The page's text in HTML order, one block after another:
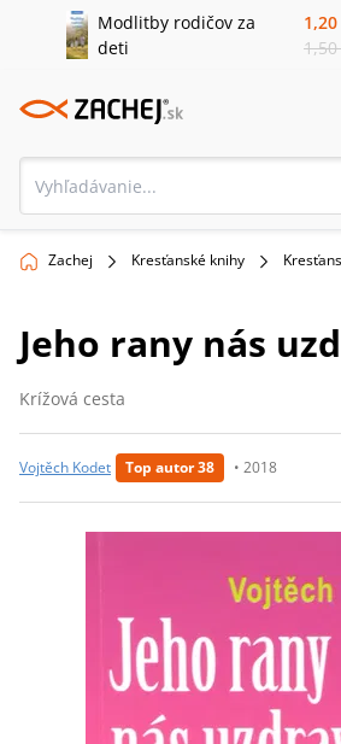
Modlitby rodičov za
deti
Zachej Kresťanské knihy
Jeho rany nás
Krížová cesta
Vojtěch Kodet Top autor 38 • 2018